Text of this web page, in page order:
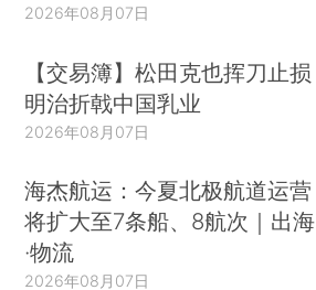
2026年08月07日
【交易簿】松田克也挥刀止损
明治折戟中国乳业
2026年08月07日
海杰航运：今夏北极航道运营
将扩大至7条船、8航次｜出海
·物流
2026年08月07日